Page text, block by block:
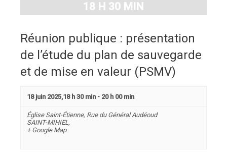
18 H 30 MIN
Réunion publique : présentation
de l’étude du plan de sauvegarde
et de mise en valeur (PSMV)
18 juin 2025,18 h 30 min - 20 h 00 min
Église Saint-Étienne, Rue du Général Audéoud
SAINT-MIHIEL,
+ Google Map